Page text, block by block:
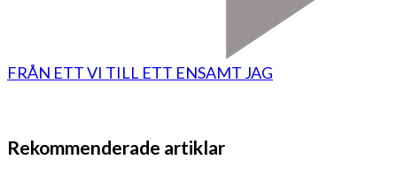
FRÅN ETT VI TILL ETT ENSAMT JAG
Rekommenderade artiklar